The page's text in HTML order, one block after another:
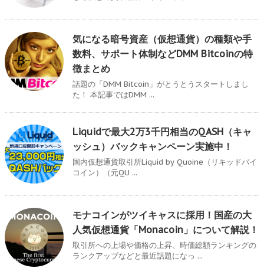
気になる暗号資産（仮想通貨）の種類や手
数料、サポート体制などDMM Bitcoinの特
徴まとめ
話題の「DMM Bitcoin」がとうとうスタートしまし
た！ 本記事ではDMM ...
Liquidで最大2万3千円相当のQASH（キャ
ッシュ）バックキャンペーン実施中！
国内仮想通貨取引所Liquid by Quoine（リキッドバイ
コイン）（元QU ...
モナコインがツイキャスに採用！国産の大
人気仮想通貨「Monacoin」について解説！
取引所への上場や価格の上昇、時価総額ランキングの
ランクアップなどと最近話題になっ ...